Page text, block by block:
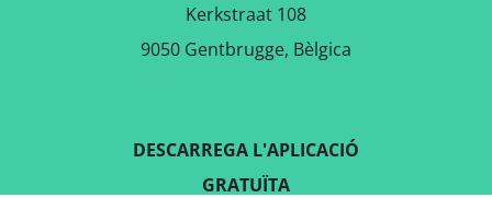
Kerkstraat 108
9050 Gentbrugge, Bèlgica
DESCARREGA L'APLICACIÓ
GRATUÏTA